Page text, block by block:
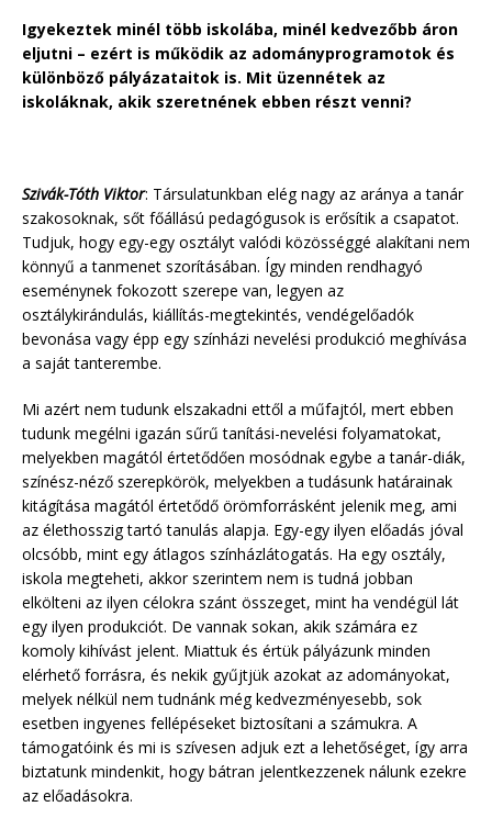
Igyekeztek minél több iskolába, minél kedvezőbb áron
eljutni – ezért is működik az adományprogramotok és
különböző pályázataitok is. Mit üzennétek az
iskoláknak, akik szeretnének ebben részt venni?
Szivák-Tóth Viktor: Társulatunkban elég nagy az aránya a tanár
szakosoknak, sőt főállású pedagógusok is erősítik a csapatot.
Tudjuk, hogy egy-egy osztályt valódi közösséggé alakítani nem
könnyű a tanmenet szorításában. Így minden rendhagyó
eseménynek fokozott szerepe van, legyen az
osztálykirándulás, kiállítás-megtekintés, vendégelőadók
bevonása vagy épp egy színházi nevelési produkció meghívása
a saját tanterembe.
Mi azért nem tudunk elszakadni ettől a műfajtól, mert ebben
tudunk megélni igazán sűrű tanítási-nevelési folyamatokat,
melyekben magától értetődően mosódnak egybe a tanár-diák,
színész-néző szerepkörök, melyekben a tudásunk határainak
kitágítása magától értetődő örömforrásként jelenik meg, ami
az élethosszig tartó tanulás alapja. Egy-egy ilyen előadás jóval
olcsóbb, mint egy átlagos színházlátogatás. Ha egy osztály,
iskola megteheti, akkor szerintem nem is tudná jobban
elkölteni az ilyen célokra szánt összeget, mint ha vendégül lát
egy ilyen produkciót. De vannak sokan, akik számára ez
komoly kihívást jelent. Miattuk és értük pályázunk minden
elérhető forrásra, és nekik gyűjtjük azokat az adományokat,
melyek nélkül nem tudnánk még kedvezményesebb, sok
esetben ingyenes fellépéseket biztosítani a számukra. A
támogatóink és mi is szívesen adjuk ezt a lehetőséget, így arra
biztatunk mindenkit, hogy bátran jelentkezzenek nálunk ezekre
az előadásokra.